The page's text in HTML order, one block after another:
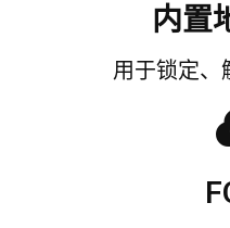
内置
用于锁定、